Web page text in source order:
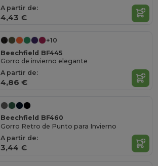
A partir de:
4,43 €
+10
Beechfield BF445
Gorro de invierno elegante
A partir de:
4,86 €
Beechfield BF460
Gorro Retro de Punto para Invierno
A partir de:
3,44 €